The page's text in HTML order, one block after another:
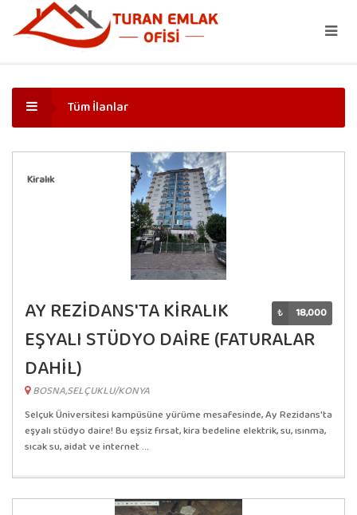
Tüm İlanlar
Kiralık
₺ 18,000
AY REZİDANS'TA KİRALIK
EŞYALI STÜDYO DAİRE (FATURALAR
DAHİL)
BOSNA,SELÇUKLU/KONYA
Selçuk Üniversitesi kampüsüne yürüme mesafesinde, Ay Rezidans'ta
eşyalı stüdyo daire! Bu eşsiz fırsat, kira bedeline elektrik, su, ısınma,
sıcak su, aidat ve internet ...